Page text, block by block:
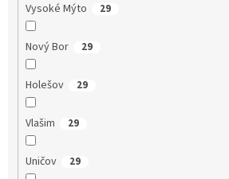
Vysoké Mýto 29
Nový Bor 29
Holešov 29
Vlašim 29
Uničov 29